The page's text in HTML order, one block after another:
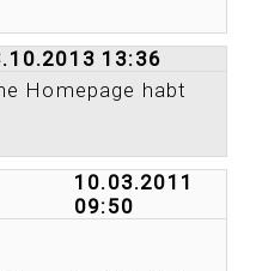
13:36
Homepage habt
10.03.2011
09:50